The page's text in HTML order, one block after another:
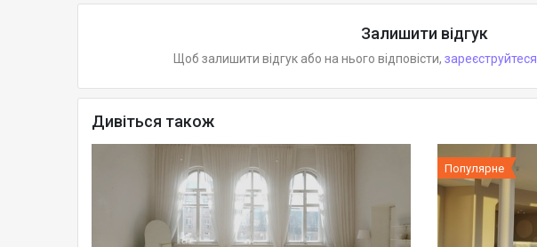
Залишити відгук
Щоб залишити відгук або на нього відповісти, зареєструйтеся
Дивіться також
Популярне